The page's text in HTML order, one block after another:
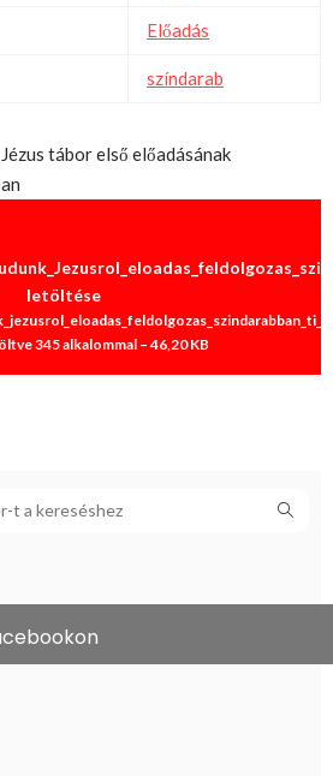
Előadás
színdarab
tábor első előadásának
letöltése
345 alkalommal – 46,20 KB